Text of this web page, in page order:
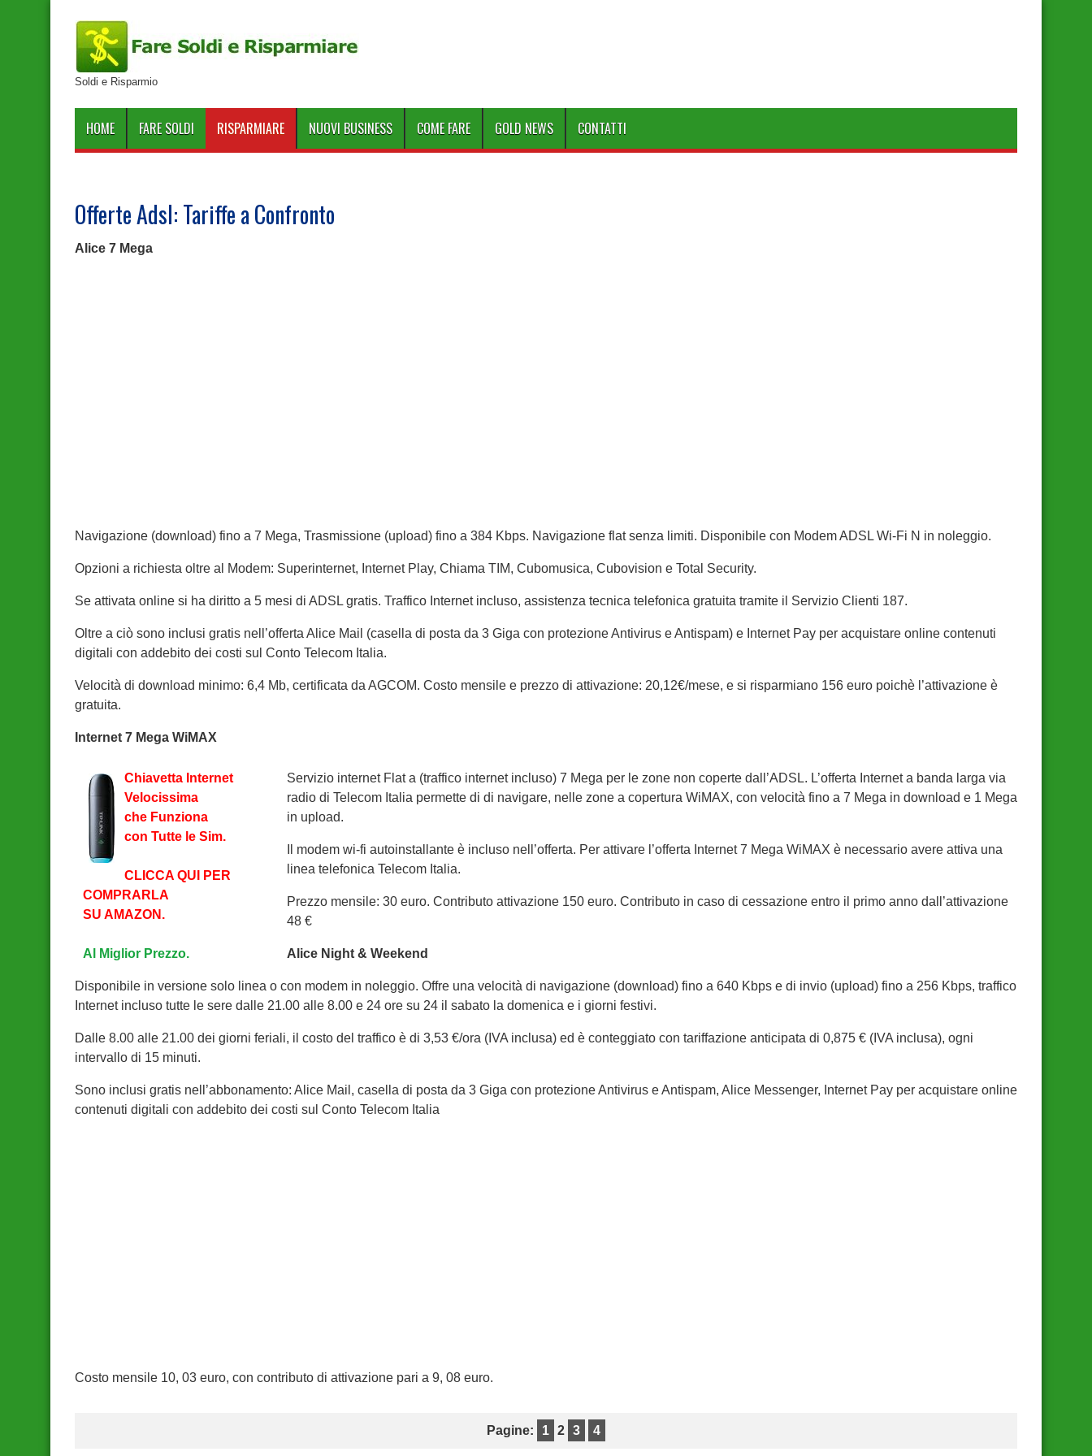
Soldi e Risparmio
HOME FARE SOLDI RISPARMIARE NUOVI BUSINESS COME FARE GOLD NEWS CONTATTI
Offerte Adsl: Tariffe a Confronto
Alice 7 Mega
Navigazione (download) fino a 7 Mega, Trasmissione (upload) fino a 384 Kbps. Navigazione flat senza limiti. Disponibile con Modem ADSL Wi-Fi N in noleggio.
Opzioni a richiesta oltre al Modem: Superinternet, Internet Play, Chiama TIM, Cubomusica, Cubovision e Total Security.
Se attivata online si ha diritto a 5 mesi di ADSL gratis. Traffico Internet incluso, assistenza tecnica telefonica gratuita tramite il Servizio Clienti 187.
Oltre a ciò sono inclusi gratis nell’offerta Alice Mail (casella di posta da 3 Giga con protezione Antivirus e Antispam) e Internet Pay per acquistare online contenuti
digitali con addebito dei costi sul Conto Telecom Italia.
Velocità di download minimo: 6,4 Mb, certificata da AGCOM. Costo mensile e prezzo di attivazione: 20,12€/mese, e si risparmiano 156 euro poichè l’attivazione è
gratuita.
Internet 7 Mega WiMAX
Chiavetta Internet
Velocissima
che Funziona
con Tutte le Sim.
CLICCA QUI PER
COMPRARLA
SU AMAZON.
Al Miglior Prezzo.
Servizio internet Flat a (traffico internet incluso) 7 Mega per le zone non coperte dall’ADSL. L’offerta Internet a banda larga via
radio di Telecom Italia permette di di navigare, nelle zone a copertura WiMAX, con velocità fino a 7 Mega in download e 1 Mega
in upload.
Il modem wi-fi autoinstallante è incluso nell’offerta. Per attivare l’offerta Internet 7 Mega WiMAX è necessario avere attiva una
linea telefonica Telecom Italia.
Prezzo mensile: 30 euro. Contributo attivazione 150 euro. Contributo in caso di cessazione entro il primo anno dall’attivazione
48 €
Alice Night & Weekend
Disponibile in versione solo linea o con modem in noleggio. Offre una velocità di navigazione (download) fino a 640 Kbps e di invio (upload) fino a 256 Kbps, traffico
Internet incluso tutte le sere dalle 21.00 alle 8.00 e 24 ore su 24 il sabato la domenica e i giorni festivi.
Dalle 8.00 alle 21.00 dei giorni feriali, il costo del traffico è di 3,53 €/ora (IVA inclusa) ed è conteggiato con tariffazione anticipata di 0,875 € (IVA inclusa), ogni
intervallo di 15 minuti.
Sono inclusi gratis nell’abbonamento: Alice Mail, casella di posta da 3 Giga con protezione Antivirus e Antispam, Alice Messenger, Internet Pay per acquistare online
contenuti digitali con addebito dei costi sul Conto Telecom Italia
Costo mensile 10, 03 euro, con contributo di attivazione pari a 9, 08 euro.
Pagine: 1 2 3 4